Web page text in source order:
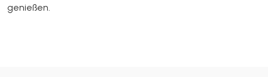
genießen.